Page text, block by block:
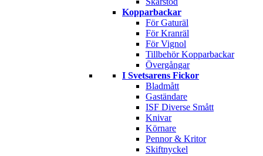
Kopparbackar
För Gaturäl
För Kranräl
För Vignol
Tillbehör Kopparbackar
Övergångar
I Svetsarens Fickor
Bladmått
Gaständare
ISF Diverse Smått
Knivar
Körnare
Pennor & Kritor
Skiftnyckel